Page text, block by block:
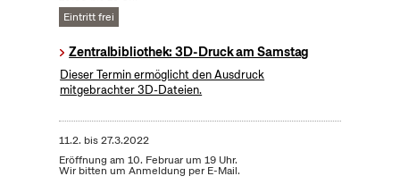
Eintritt frei
Zentralbibliothek: 3D-Druck am Samstag
Dieser Termin ermöglicht den Ausdruck
mitgebrachter 3D-Dateien.
11.2. bis27.3.2022
Eröffnung am 10. Februar um 19 Uhr.
Wir bitten um Anmeldung per E-Mail.